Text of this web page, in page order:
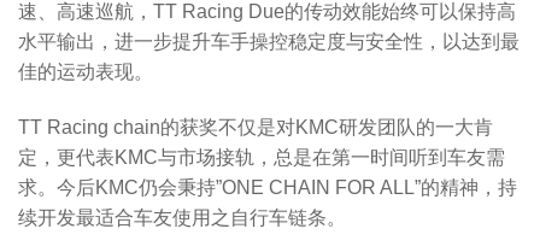
速、高速巡航，TT Racing Due的传动效能始终可以保持高
水平输出，进一步提升车手操控稳定度与安全性，以达到最
佳的运动表现。
TT Racing chain的获奖不仅是对KMC研发团队的一大肯
定，更代表KMC与市场接轨，总是在第一时间听到车友需
求。今后KMC仍会秉持”ONE CHAIN FOR ALL”的精神，持
续开发最适合车友使用之自行车链条。